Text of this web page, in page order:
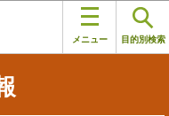
メニュー 目的別検索